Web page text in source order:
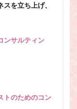
を立ち上げ、
ンサルティン
トのためのコン